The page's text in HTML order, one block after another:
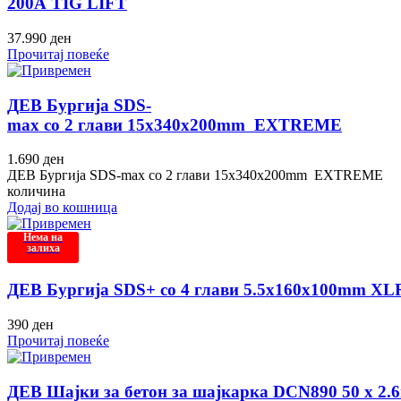
37.990 ден
Прочитај повеќе
ДЕВ Бургија SDS-
max со 2 глави 15x340x200mm EXTREME
1.690 ден
ДЕВ Бургија SDS-max со 2 глави 15x340x200mm EXTREME
количина
Додај во кошница
Нема на
залиха
ДЕВ Бургија SDS+ со 4 глави 5.5x160x100mm
390 ден
Прочитај повеќе
ДЕВ Шајки за бетон за шајкарка DCN890 50 x